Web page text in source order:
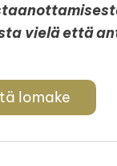
vielä että
lomake